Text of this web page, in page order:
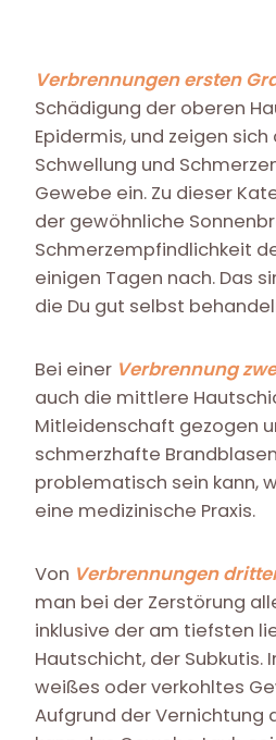
Verbrennungen ersten
Schädigung der oberen
Epidermis, und zeigen
Schwellung und
Gewebe ein. Zu dieser
der gewöhnliche
Schmerzempfindlichkeit
einigen Tagen nach. Das
die Du gut selbst
Bei einer Verbrennung
auch die mittlere
Mitleidenschaft gezogen
schmerzhafte
problematisch sein kann,
eine medizinische Praxis.
Von Verbrennungen
man bei der Zerstörung
inklusive der am tiefsten
Hautschicht, der Subkutis.
weißes oder verkohltes
Aufgrund der Vernichtung